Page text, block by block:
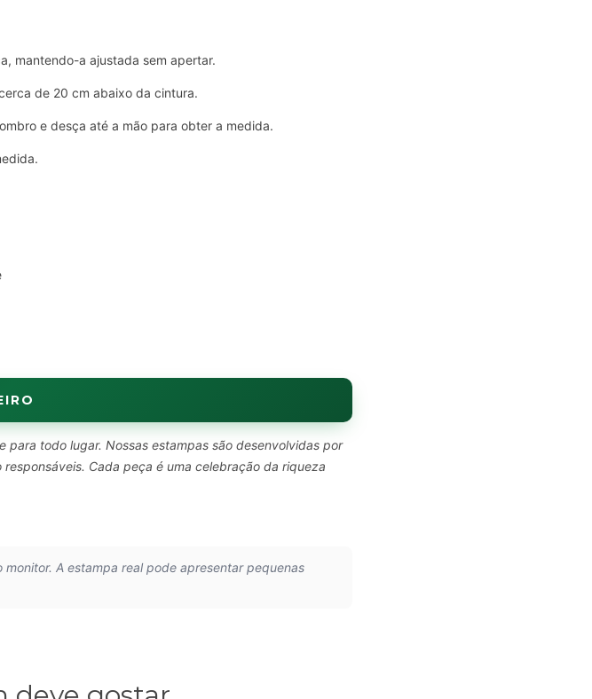
mantendo-a ajustada sem apertar.
de 20 cm abaixo da cintura.
e desça até a mão para obter a medida.
para todo lugar. Nossas estampas são desenvolvidas por
Cada peça é uma celebração da riqueza
A estampa real pode apresentar pequenas